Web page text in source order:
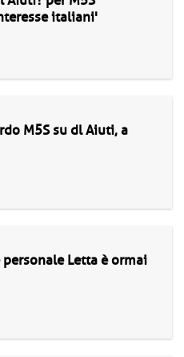
italiani'
M5S su dl Aiuti, a
Letta è ormai